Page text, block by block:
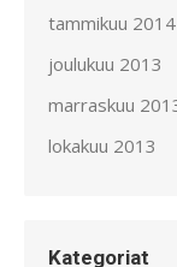
tammikuu 2014
joulukuu 2013
marraskuu
lokakuu 2013
Kategoriat